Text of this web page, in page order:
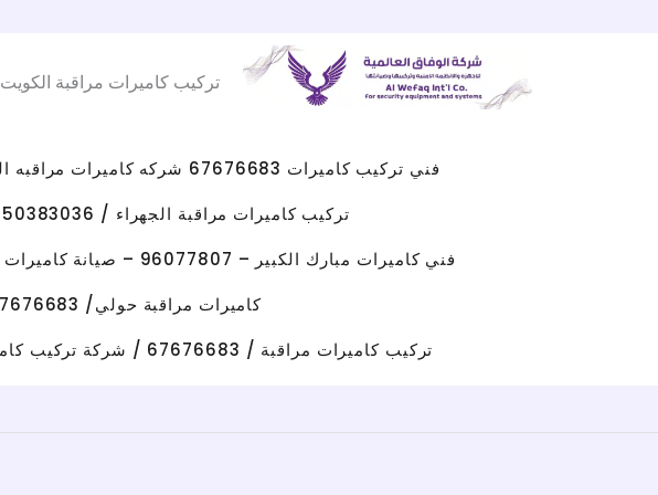
تركيب كاميرات مراقبة الكويت
فني تركيب كاميرات 67676683 شركه كاميرات مراقبه الكويت
تركيب كاميرات مراقبة الجهراء / 50383036
فني كاميرات مبارك الكبير – 96077807 – صيانة كاميرات مبارك الكبير
كاميرات مراقبة حولي/ 67676683 / تركيب كاميرات مراقبة حولي/ صيانة كاميرات حولي
تركيب كاميرات مراقبة / 67676683 / شركة تركيب كاميرات مراقبة